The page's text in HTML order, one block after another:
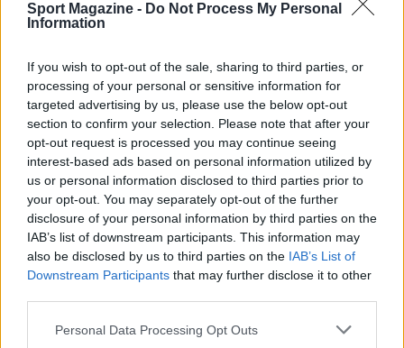
Sport Magazine - Do Not Process My Personal
Information
If you wish to opt-out of the sale, sharing to third parties, or
processing of your personal or sensitive information for
targeted advertising by us, please use the below opt-out
section to confirm your selection. Please note that after your
opt-out request is processed you may continue seeing
interest-based ads based on personal information utilized by
us or personal information disclosed to third parties prior to
your opt-out. You may separately opt-out of the further
disclosure of your personal information by third parties on the
IAB’s list of downstream participants. This information may
also be disclosed by us to third parties on the IAB’s List of
Downstream Participants that may further disclose it to other
Please note that this website/app uses one or more Google
Personal Data Processing Opt Outs
Francesco Basso